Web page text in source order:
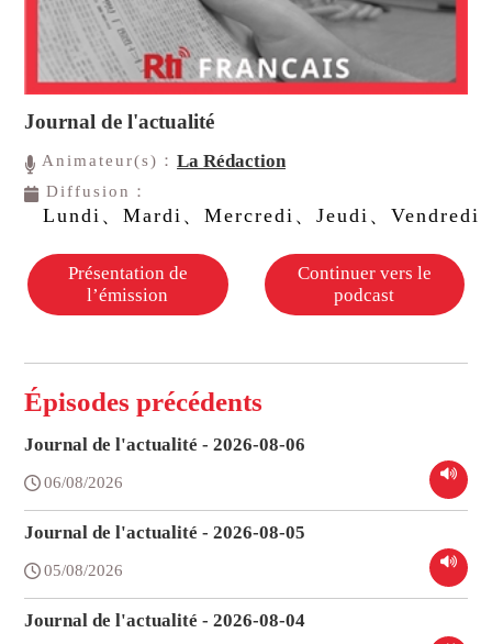
Journal de l'actualité
Animateur(s)：La Rédaction
Diffusion：
Lundi、Mardi、Mercredi、Jeudi、Vendredi
Présentation de
l’émission
Continuer vers le
podcast
Épisodes précédents
Journal de l'actualité - 2026-08-06
06/08/2026
Journal de l'actualité - 2026-08-05
05/08/2026
Journal de l'actualité - 2026-08-04